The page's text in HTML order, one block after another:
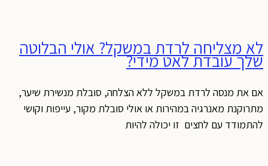
לא מצליחה לרדת במשקל? אולי הבלוטה
שלך עובדת לאט מידי?
אם את מנסה לרדת במשקל ללא הצלחה, סובלת מנשירת שיער,
מתרוקנת מאנרגיה במהירות או אולי סובלת מקור, עייפות וקושי
להתמודד עם לחצים זו יכולה להיות